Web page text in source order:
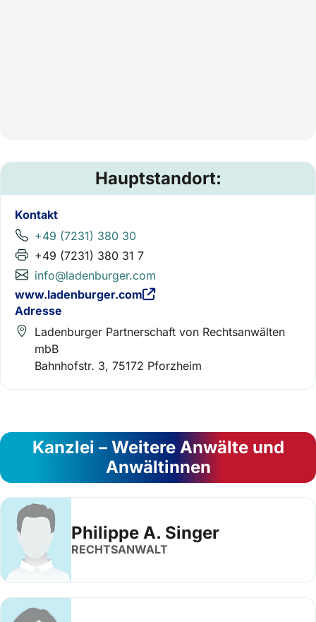
Hauptstandort:
Kontakt
+49 (7231) 380 30
+49 (7231) 380 31 7
info@ladenburger.com
www.ladenburger.com
Adresse
Ladenburger Partnerschaft von Rechtsanwälten
mbB
Bahnhofstr. 3, 75172 Pforzheim
Kanzlei – Weitere Anwälte und
Anwältinnen
Philippe A. Singer
RECHTSANWALT